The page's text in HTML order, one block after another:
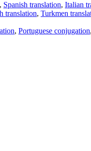
, Spanish translation, Italian
translation, Turkmen
, Portuguese conjugation,